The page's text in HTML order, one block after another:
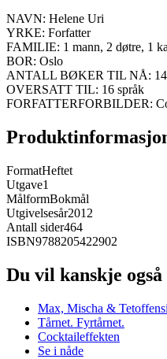
NAVN: Helene Uri
YRKE: Forfatter
FAMILIE: 1 mann, 2 døtre, 1
BOR: Oslo
ANTALL BØKER TIL NÅ: 14
OVERSATT TIL: 16 språk
FORFATTERFORBILDER:
FormatHeftet
Utgave1
MålformBokmål
Utgivelsesår2012
Antall sider464
ISBN9788205422902
Du vil kanskje
Max, Mischa &
Tårnet. Fyrtårnet.
Cocktaileffekten
Se i nåde